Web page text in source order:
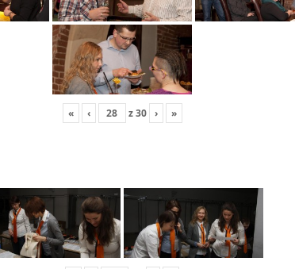
« ‹ z30 › »